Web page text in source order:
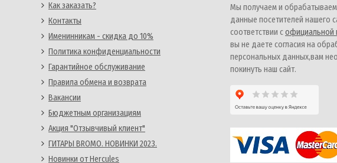
Как заказать?
Контакты
Именинникам - скидка до 10%
Политика конфиденциальности
Гарантийное обслуживание
Правила обмена и возврата
Вакансии
Бюджетным организациям
Акция "Отзывчивый клиент"
ГИТАРЫ BROMO. НОВИНКИ 2023.
Новинки от Hercules
Мы получаем и
данные посетителей нашего
соответствии софициальной
вы не даете согласия на
персональных данных,вам
покинуть наш сайт.